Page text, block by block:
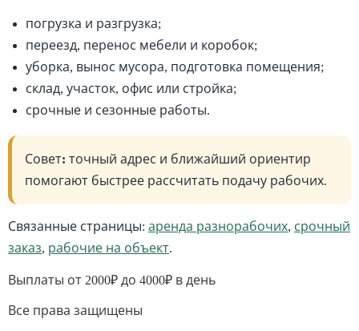
погрузка и разгрузка;
переезд, перенос мебели и коробок;
уборка, вынос мусора, подготовка помещения;
склад, участок, офис или стройка;
срочные и сезонные работы.
Совет: точный адрес и ближайший ориентир
помогают быстрее рассчитать подачу рабочих.
Связанные страницы: аренда разнорабочих, срочный
заказ, рабочие на объект.
Выплаты от 2000₽ до 4000₽ в день
Все права защищены